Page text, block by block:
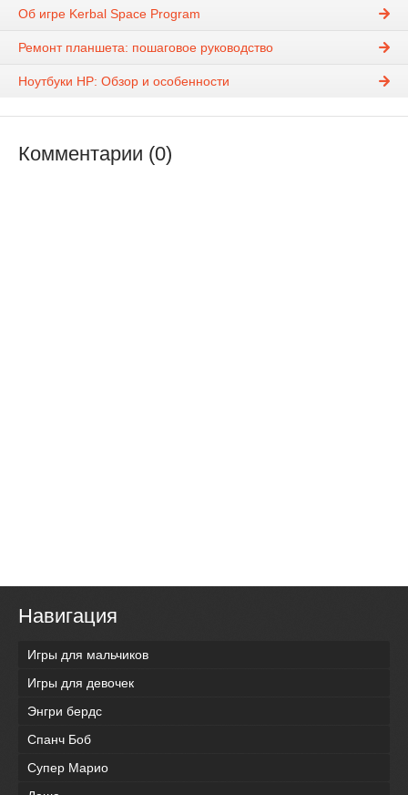
Об игре Kerbal Space Program
Ремонт планшета: пошаговое руководство
Ноутбуки HP: Обзор и особенности
Комментарии (0)
Навигация
Игры для мальчиков
Игры для девочек
Энгри бердс
Спанч Боб
Супер Марио